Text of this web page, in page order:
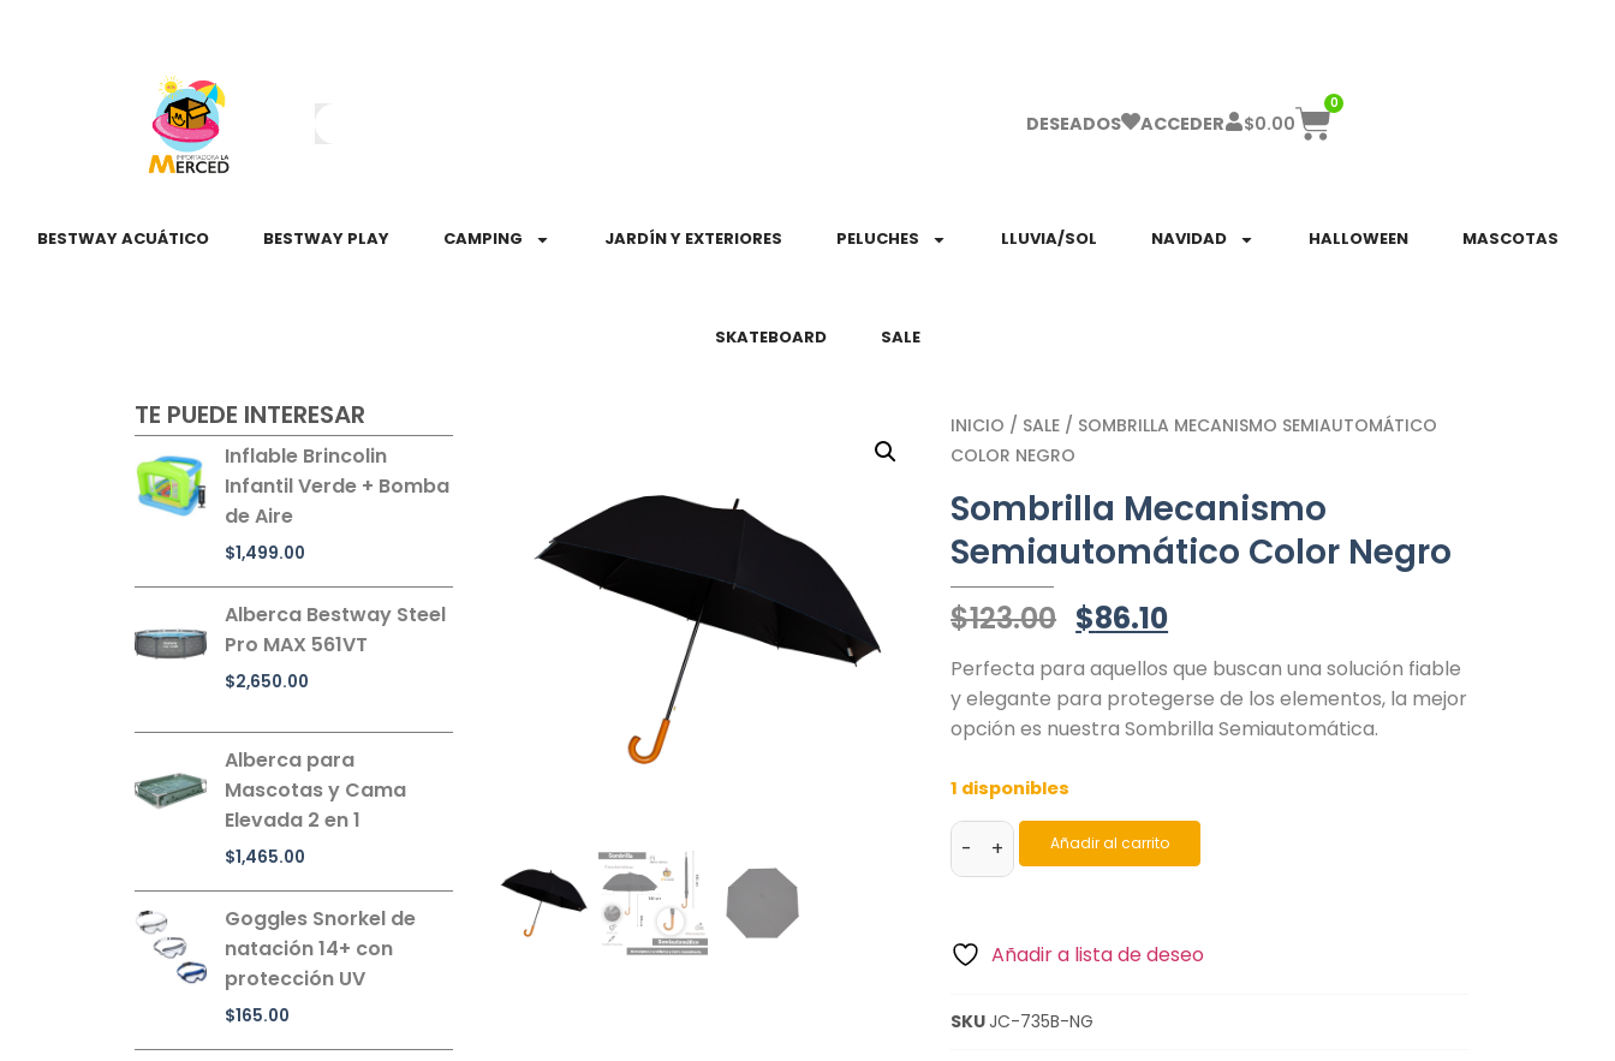
DESEADOS ACCEDER $0.00
0
BESTWAY ACUÁTICO BESTWAY PLAY CAMPING JARDÍN Y EXTERIORES PELUCHES LLUVIA/SOL NAVIDAD HALLOWEEN MASCOTAS
SKATEBOARD SALE
TE PUEDE INTERESAR
Inflable Brincolin
Infantil Verde + Bomba
de Aire
$1,499.00
Alberca Bestway Steel
Pro MAX 561VT
$2,650.00
Alberca para
Mascotas y Cama
Elevada 2 en 1
$1,465.00
Goggles Snorkel de
natación 14+ con
protección UV
$165.00
INICIO / SALE / SOMBRILLA MECANISMO SEMIAUTOMÁTICO
COLOR NEGRO
Sombrilla Mecanismo
Semiautomático Color Negro
$123.00 $86.10
Perfecta para aquellos que buscan una solución fiable
y elegante para protegerse de los elementos, la mejor
opción es nuestra Sombrilla Semiautomática.
1 disponibles
- + Añadir al carrito
Añadir a lista de deseo
SKUJC-735B-NG